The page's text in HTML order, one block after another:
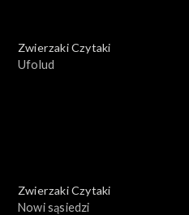
Zwierzaki Czytaki
Ufolud
Zwierzaki Czytaki
Nowi sąsiedzi